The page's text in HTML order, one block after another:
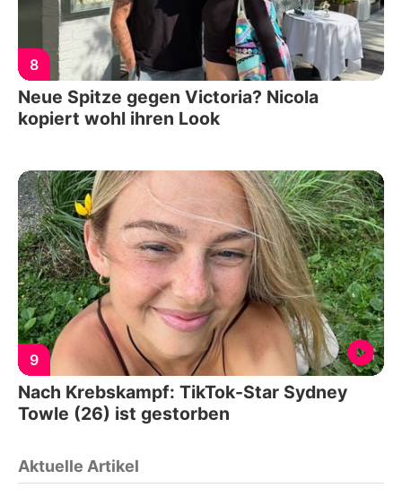
8
Neue Spitze gegen Victoria? Nicola
kopiert wohl ihren Look
9
Nach Krebskampf: TikTok-Star Sydney
Towle (26) ist gestorben
Aktuelle Artikel